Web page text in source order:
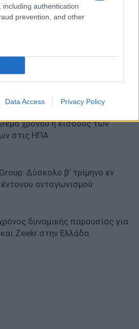
including authentication
prevention, and other
Data Access Privacy Policy
επενδύει 75 εκατ. δολάρια
εξίσωση της
χρόνου η είσοδος των
στις ΗΠΑ
Δύσκολο β’ τρίμηνο εν
ανταγωνισμού
δυναμικής παρουσίας για
Zeekr στην Ελλάδα